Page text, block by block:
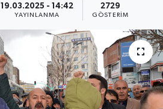
19.03.2025 - 14:42
YAYINLANMA
2729
GÖSTERIM